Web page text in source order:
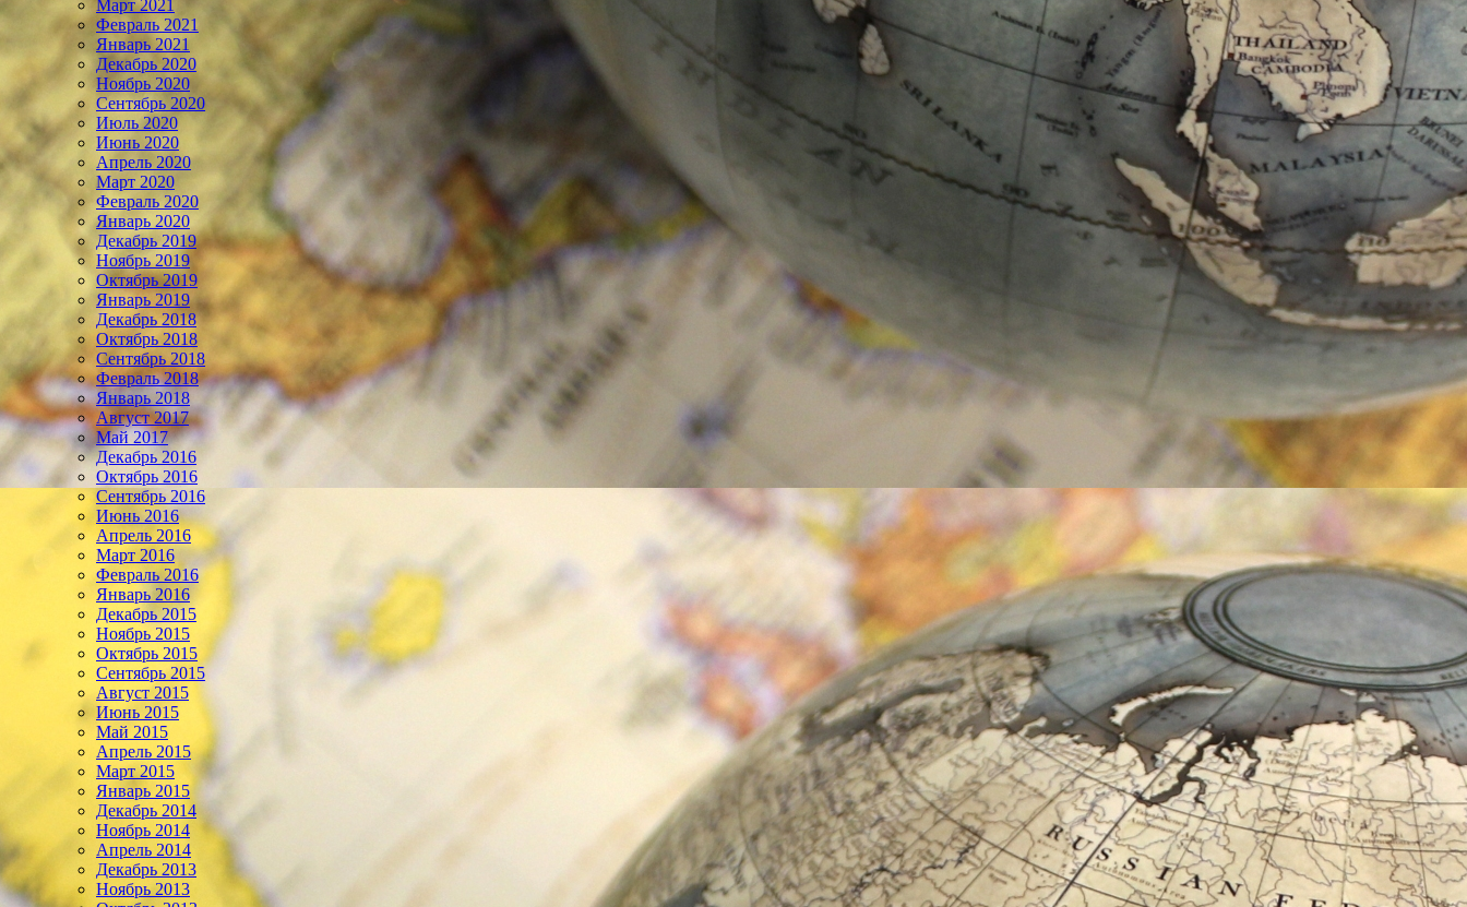
Март 2021
Февраль 2021
Январь 2021
Декабрь 2020
Ноябрь 2020
Сентябрь 2020
Июль 2020
Июнь 2020
Апрель 2020
Март 2020
Февраль 2020
Январь 2020
Декабрь 2019
Ноябрь 2019
Октябрь 2019
Январь 2019
Декабрь 2018
Октябрь 2018
Сентябрь 2018
Февраль 2018
Январь 2018
Август 2017
Май 2017
Декабрь 2016
Октябрь 2016
Сентябрь 2016
Июнь 2016
Апрель 2016
Март 2016
Февраль 2016
Январь 2016
Декабрь 2015
Ноябрь 2015
Октябрь 2015
Сентябрь 2015
Август 2015
Июнь 2015
Май 2015
Апрель 2015
Март 2015
Январь 2015
Декабрь 2014
Ноябрь 2014
Апрель 2014
Декабрь 2013
Ноябрь 2013